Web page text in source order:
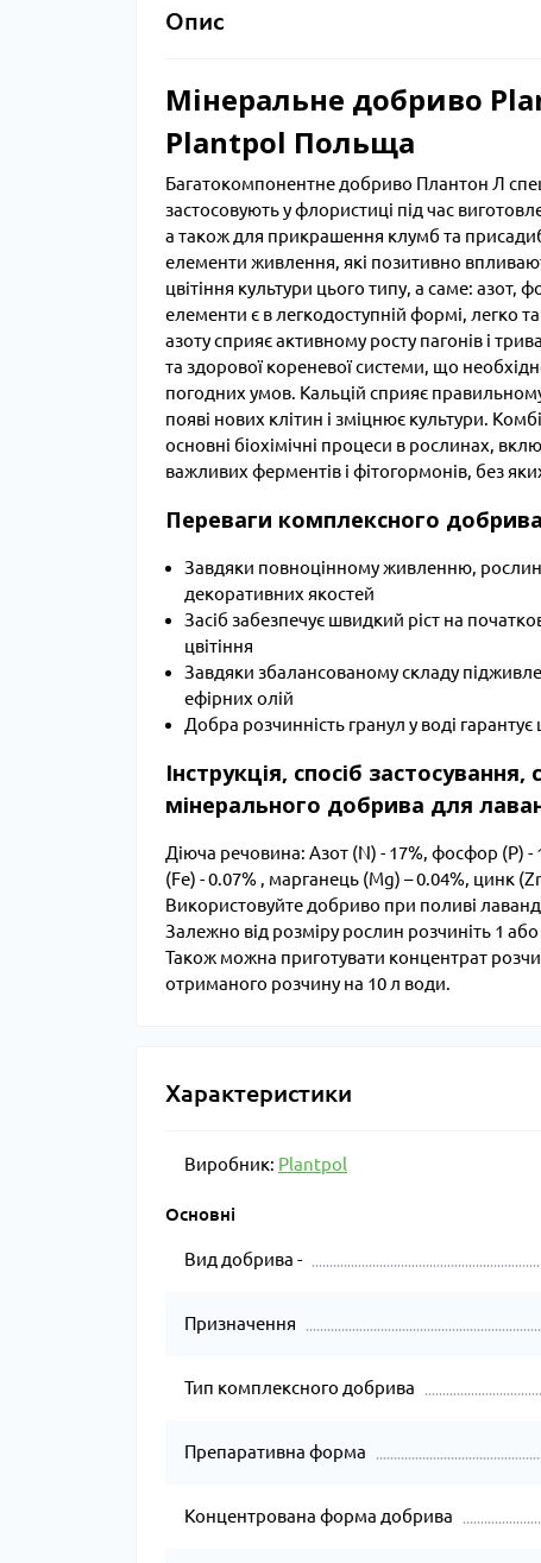
Опис
Мінеральне добриво
Plantpol Польща
Багатокомпонентне добриво Плантон Л
застосовують у флористиці під час
а також для прикрашення клумб та
елементи живлення, які позитивно
цвітіння культури цього типу, а саме: азот,
елементи є в легкодоступній формі, легко
азоту сприяє активному росту пагонів і
та здорової кореневої системи, що
погодних умов. Кальцій сприяє
появі нових клітин і зміцнює культури.
основні біохімічні процеси в рослинах,
важливих ферментів і фітогормонів, без
Переваги комплексного
Завдяки повноцінному живленню,
декоративних якостей
Засіб забезпечує швидкий ріст на
цвітіння
Завдяки збалансованому складу
ефірних олій
Добра розчинність гранул у воді
Інструкція, спосіб
мінерального добрива для
Діюча речовина: Азот (N) - 17%, фосфор (P) -
(Fe) - 0.07% , марганець (Mg) – 0.04%, цинк
Використовуйте добриво при поливі
Залежно від розміру рослин розчиніть 1
Також можна приготувати концентрат
отриманого розчину на 10 л води.
Характеристики
Виробник: Plantpol
Основні
Вид добрива -
Призначення
Тип комплексного добрива
Препаративна форма
Концентрована форма добрива